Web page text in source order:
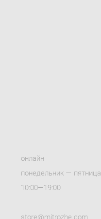
онлайн
понедельник — пятница
10:00—19:00
store@mitrozhe.com